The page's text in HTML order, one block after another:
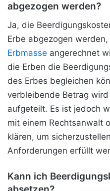
abgezogen werden?
Ja, die
Erbe abgezogen
Erbmasse angerechnet
die Erben die
des Erbes begleichen
verbleibende Betrag
aufgeteilt. Es ist jedoch
mit einem Rechtsanwalt
klären, um
Anforderungen erfüllt
Kann ich